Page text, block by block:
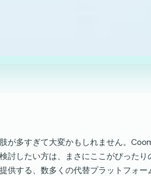
が多すぎて大変かもしれません。
討したい方は、まさにここがぴったり
供する、数多くの代替プラットフォー